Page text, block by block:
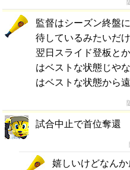
監督はシーズン終盤
待しているみたいだ
翌日スライド登板と
はベストな状態じや
はベストな状態から
試合中止で首位奪還
嬉しいけどなん